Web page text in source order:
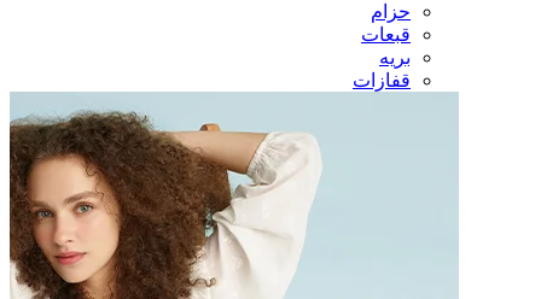
حزام
قبعات
بريه
قفازات